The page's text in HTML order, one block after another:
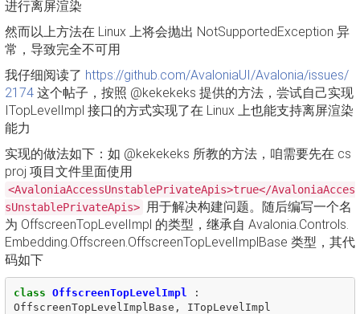
进行离屏渲染
然而以上方法在 Linux 上将会抛出 NotSupportedException 异
常，导致完全不可用
我仔细阅读了 https://github.com/AvaloniaUI/Avalonia/issues/
2174 这个帖子，按照 @kekekeks 提供的方法，尝试自己实现
ITopLevelImpl 接口的方式实现了在 Linux 上也能支持离屏渲染
能力
实现的做法如下：如 @kekekeks 所教的方法，咱需要先在 cs
proj 项目文件里面使用
<AvaloniaAccessUnstablePrivateApis>true</AvaloniaAcces
sUnstablePrivateApis> 用于解决构建问题。随后编写一个名
为 OffscreenTopLevelImpl 的类型，继承自 Avalonia.Controls.
Embedding.Offscreen.OffscreenTopLevelImplBase 类型，其代
码如下
class OffscreenTopLevelImpl
:
OffscreenTopLevelImplBase ,
ITopLevelImpl